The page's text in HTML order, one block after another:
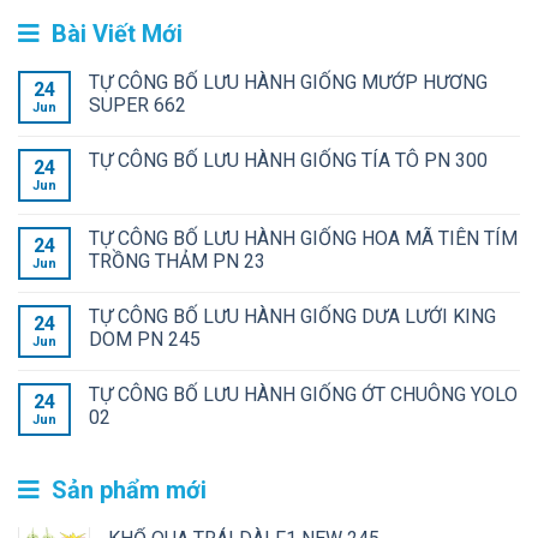
Bài Viết Mới
24
Jun
TỰ CÔNG BỐ LƯU HÀNH GIỐNG MƯỚP HƯƠNG
SUPER 662
24
Jun
TỰ CÔNG BỐ LƯU HÀNH GIỐNG TÍA TÔ PN 300
24
Jun
TỰ CÔNG BỐ LƯU HÀNH GIỐNG HOA MÃ TIÊN TÍM
TRỒNG THẢM PN 23
24
Jun
TỰ CÔNG BỐ LƯU HÀNH GIỐNG DƯA LƯỚI KING
DOM PN 245
24
Jun
TỰ CÔNG BỐ LƯU HÀNH GIỐNG ỚT CHUÔNG YOLO
02
Sản phẩm mới